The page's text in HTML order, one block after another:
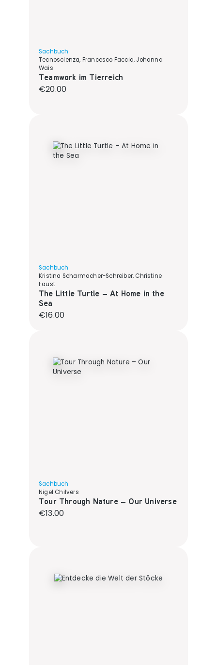
Sachbuch
Tecnoscienza, Francesco Faccia, Johanna
Wais
Teamwork im Tierreich
Regular price:
€20.00
Sachbuch
Kristina Scharmacher-Schreiber, Christine
Faust
The Little Turtle – At Home in the
Sea
Regular price:
€16.00
Sachbuch
Nigel Chilvers
Tour Through Nature – Our Universe
Regular price:
€13.00